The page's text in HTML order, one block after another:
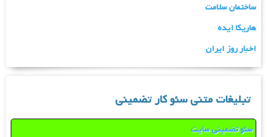
ساختمان سلامت
هاریکا ایده
اخبار روز ایران
تبلیغات متنی سئو کار تضمینی
سئو تضمینی سایت